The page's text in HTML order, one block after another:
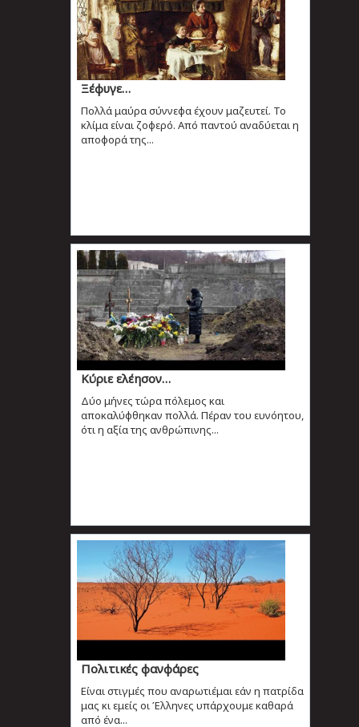
Ξέφυγε…
Πολλά μαύρα σύννεφα έχουν μαζευτεί. Το
κλίμα είναι ζοφερό. Από παντού αναδύεται η
αποφορά της...
Κύριε ελέησον…
Δύο μήνες τώρα πόλεμος και
αποκαλύφθηκαν πολλά. Πέραν του ευνόητου,
ότι η αξία της ανθρώπινης...
Πολιτικές φανφάρες
Είναι στιγμές που αναρωτιέμαι εάν η πατρίδα
μας κι εμείς οι Έλληνες υπάρχουμε καθαρά
από ένα...